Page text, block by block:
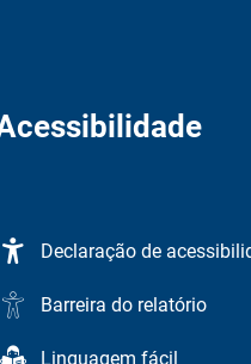
Declaração de
Barreira do relatório
Linguagem fácil